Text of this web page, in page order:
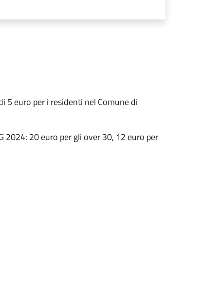
5 euro per i residenti nel Comune di
2024: 20 euro per gli over 30, 12 euro per